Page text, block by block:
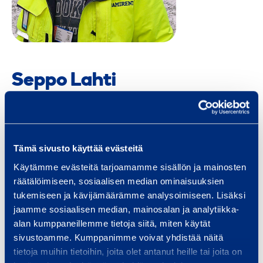
Tämä sivusto käyttää evästeitä
Käytämme evästeitä tarjoamamme sisällön ja mainosten
räätälöimiseen, sosiaalisen median ominaisuuksien
tukemiseen ja kävijämäärämme analysoimiseen. Lisäksi
jaamme sosiaalisen median, mainosalan ja analytiikka-
alan kumppaneillemme tietoja siitä, miten käytät
sivustoamme. Kumppanimme voivat yhdistää näitä
tietoja muihin tietoihin, joita olet antanut heille tai joita on
Seppo Lahti
Southern Finland
seppo.lahti@ramirent.fi
+358 400 105 106
Services